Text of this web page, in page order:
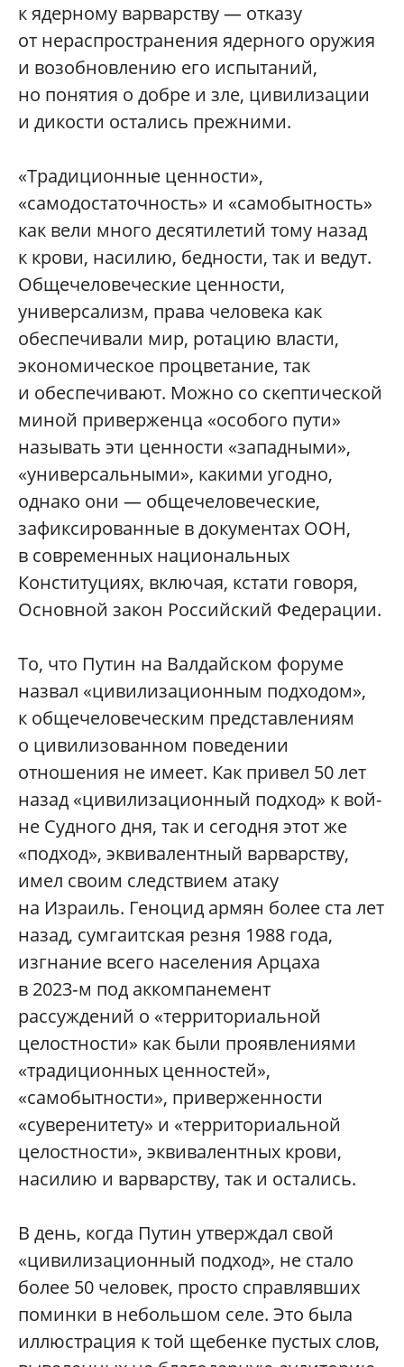
к ядерному варварству — отказу
от нераспространения ядерного оружия
и возобновлению его испытаний,
но понятия о добре и зле, цивилизации
и дикости остались прежними.
«Традиционные ценности»,
«самодостаточность» и «самобытность»
как вели много десятилетий тому назад
к крови, насилию, бедности, так и ведут.
Общечеловеческие ценности,
универсализм, права человека как
обеспечивали мир, ротацию власти,
экономическое процветание, так
и обеспечивают. Можно со скептической
миной приверженца «особого пути»
называть эти ценности «западными»,
«универсальными», какими угодно,
однако они — общечеловеческие,
зафиксированные в документах ООН,
в современных национальных
Конституциях, включая, кстати говоря,
Основной закон Российский Федерации.
То, что Путин на Валдайском форуме
назвал «цивилизационным подходом»,
к общечеловеческим представлениям
о цивилизованном поведении
отношения не имеет. Как привел 50 лет
назад «цивилизационный подход» к вой­
не Судного дня, так и сегодня этот же
«подход», эквивалентный варварству,
имел своим следствием атаку
на Израиль. Геноцид армян более ста лет
назад, сумгаитская резня 1988 года,
изгнание всего населения Арцаха
в 2023‑м под аккомпанемент
рассуждений о «территориальной
целостности» как были проявлениями
«традиционных ценностей»,
«самобытности», приверженности
«суверенитету» и «территориальной
целостности», эквивалентных крови,
насилию и варварству, так и остались.
В день, когда Путин утверждал свой
«цивилизационный подход», не стало
более 50 человек, просто справлявших
поминки в небольшом селе. Это была
иллюстрация к той щебенке пустых слов,